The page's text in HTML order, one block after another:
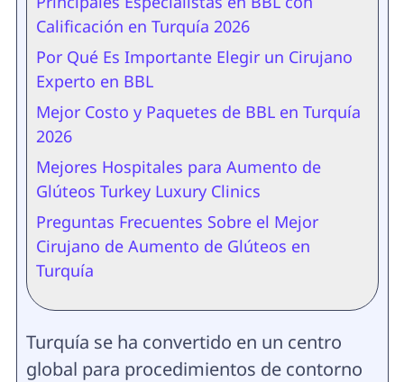
Calificación en Turquía 2026
Por Qué Es Importante Elegir un Cirujano
Experto en BBL
Mejor Costo y Paquetes de BBL en Turquía
2026
Mejores Hospitales para Aumento de
Glúteos Turkey Luxury Clinics
Preguntas Frecuentes Sobre el Mejor
Cirujano de Aumento de Glúteos en
Turquía
Turquía se ha convertido en un centro
global para procedimientos de contorno